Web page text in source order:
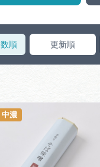
順 更新順
中濃